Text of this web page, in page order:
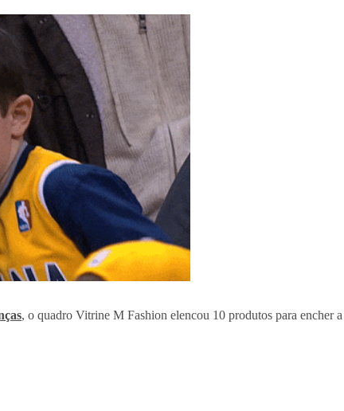
, o quadro Vitrine M Fashion elencou 10 produtos para encher